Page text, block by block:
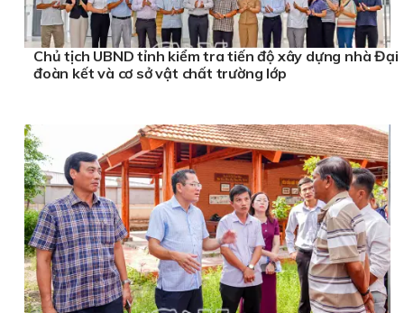
Chủ tịch UBND tỉnh kiểm tra tiến độ xây dựng nhà Đại
đoàn kết và cơ sở vật chất trường lớp